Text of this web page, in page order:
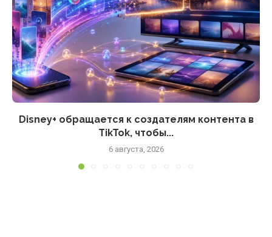
Disney+ обращается к создателям контента в
TikTok, чтобы...
6 августа, 2026